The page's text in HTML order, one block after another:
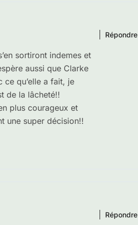
sortiront indemes et
aussi que Clarke
ce qu’elle a fait, je
de la lâcheté!!
plus courageux et
une super décision!!
Répondre
Répondre